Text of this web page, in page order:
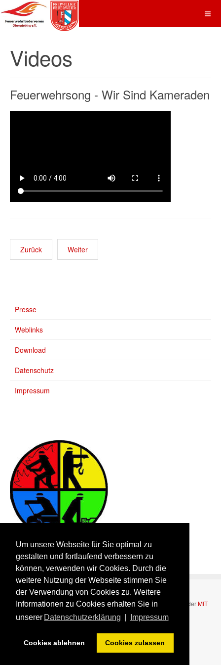
Um unsere Webseite für Sie optimal zu
gestalten und fortlaufend verbessern zu
können, verwenden wir Cookies. Durch die
weitere Nutzung der Webseite stimmen Sie
der Verwendung von Cookies zu. Weitere
Informationen zu Cookies erhalten Sie in
unserer Datenschutzerklärung Impressum
Cookies ablehnen Cookies zulassen
Videos
Feuerwehrsong - Wir Sind Kameraden
Zurück Weiter
Presse
Weblinks
Download
Datenschutz
Impressum
Bootstrapis a front-end framework of Twitter, Inc. Code licensed underMIT
Font Awesomefont licensed underSIL OFL 1.1.